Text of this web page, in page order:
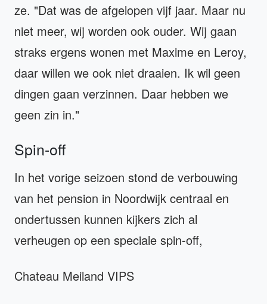
ze. "Dat was de afgelopen vijf jaar. Maar nu
niet meer, wij worden ook ouder. Wij gaan
straks ergens wonen met Maxime en Leroy,
daar willen we ook niet draaien. Ik wil geen
dingen gaan verzinnen. Daar hebben we
geen zin in."
Spin-off
In het vorige seizoen stond de verbouwing
van het pension in Noordwijk centraal en
ondertussen kunnen kijkers zich al
verheugen op een speciale spin-off,
Chateau Meiland VIPS